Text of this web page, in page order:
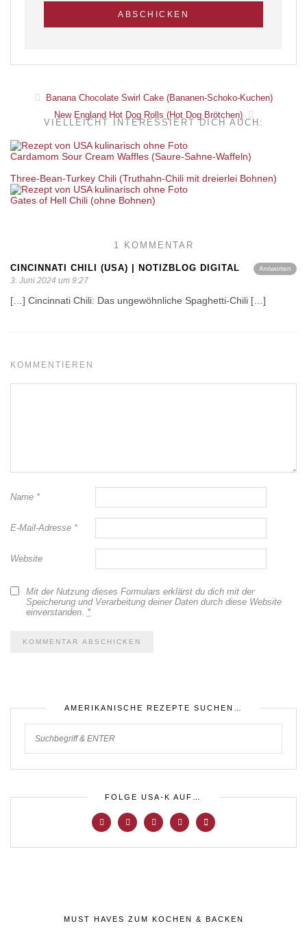
Banana Chocolate Swirl Cake (Bananen-Schoko-Kuchen)
New England Hot Dog Rolls (Hot Dog Brötchen)
VIELLEICHT INTERESSIERT DICH AUCH:
Cardamom Sour Cream Waffles (Saure-Sahne-Waffeln)
Three-Bean-Turkey Chili (Truthahn-Chili mit dreierlei Bohnen)
Gates of Hell Chili (ohne Bohnen)
1 KOMMENTAR
Antworten
CINCINNATI CHILI (USA) | NOTIZBLOG DIGITAL
3. Juni 2024 um 9:27
[…] Cincinnati Chili: Das ungewöhnliche Spaghetti-Chili […]
KOMMENTIEREN
Name *
E-Mail-Adresse *
Website
Mit der Nutzung dieses Formulars erklärst du dich mit der
Speicherung und Verarbeitung deiner Daten durch diese Website
einverstanden. *
AMERIKANISCHE REZEPTE SUCHEN…
FOLGE USA-K AUF…
MUST HAVES ZUM KOCHEN & BACKEN